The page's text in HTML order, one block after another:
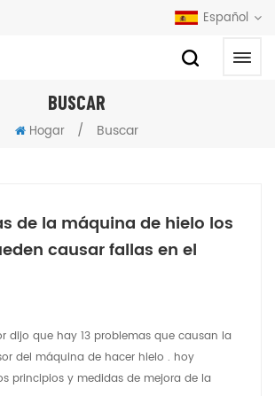
Español
BUSCAR
Hogar / Buscar
de la máquina de hielo los
causar fallas en el
dijo que hay 13 problemas que causan la
del máquina de hacer hielo . hoy
principios y medidas de mejora de la